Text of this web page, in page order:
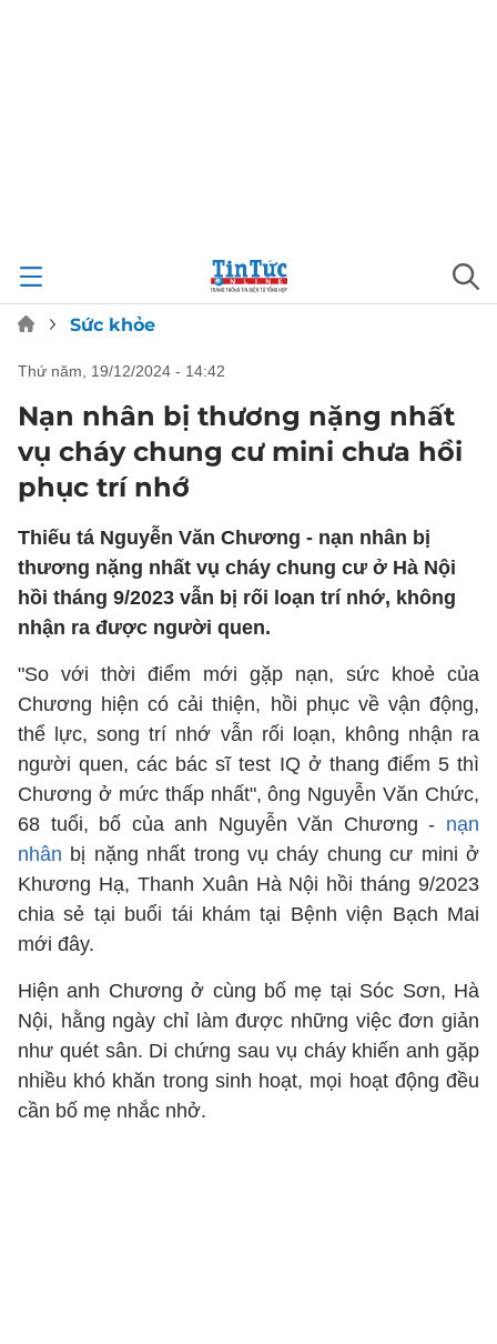
Sức khỏe
thứ năm, 19/12/2024 - 14:42
Nạn nhân bị thương nặng nhất
vụ cháy chung cư mini chưa hồi
phục trí nhớ
Thiếu tá Nguyễn Văn Chương - nạn nhân bị
thương nặng nhất vụ cháy chung cư ở Hà Nội
hồi tháng 9/2023 vẫn bị rối loạn trí nhớ, không
nhận ra được người quen.
"So với thời điểm mới gặp nạn, sức khoẻ của
Chương hiện có cải thiện, hồi phục về vận động,
thể lực, song trí nhớ vẫn rối loạn, không nhận ra
người quen, các bác sĩ test IQ ở thang điểm 5 thì
Chương ở mức thấp nhất", ông Nguyễn Văn Chức,
68 tuổi, bố của anh Nguyễn Văn Chương - nạn
nhân bị nặng nhất trong vụ cháy chung cư mini ở
Khương Hạ, Thanh Xuân Hà Nội hồi tháng 9/2023
chia sẻ tại buổi tái khám tại Bệnh viện Bạch Mai
mới đây.
Hiện anh Chương ở cùng bố mẹ tại Sóc Sơn, Hà
Nội, hằng ngày chỉ làm được những việc đơn giản
như quét sân. Di chứng sau vụ cháy khiến anh gặp
nhiều khó khăn trong sinh hoạt, mọi hoạt động đều
cần bố mẹ nhắc nhở.